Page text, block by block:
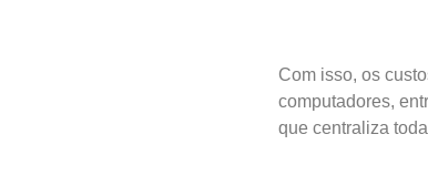
Com isso, os
computadores,
que centraliza